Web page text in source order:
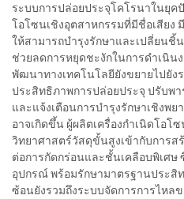
ระบบการปล่อยประจุโคโรนาในยุค
โอโซนเชิงอุตสาหกรรมที่มีชื่อเสียง
ให้สามารถบำรุงรักษาและเปลี่ยนชิ้
ช่วยลดการหยุดชะงักในการดำเนิน
พัฒนาทางเทคโนโลยียังขยายไปยัง
ประสิทธิภาพการปล่อยประจุ ปรับพ
และแจ้งเตือนการบำรุงรักษาเชิงพ
อาจเกิดขึ้น ผู้ผลิตเครื่องกำเนิดโอโ
วิทยาศาสตร์วัสดุขั้นสูงเข้ากับการ
ต่อการกัดกร่อนและชั้นเคลือบพิเศษ
อุปกรณ์ พร้อมรักษามาตรฐานประสิ
ซ้อนยังรวมถึงระบบจัดการการไหล